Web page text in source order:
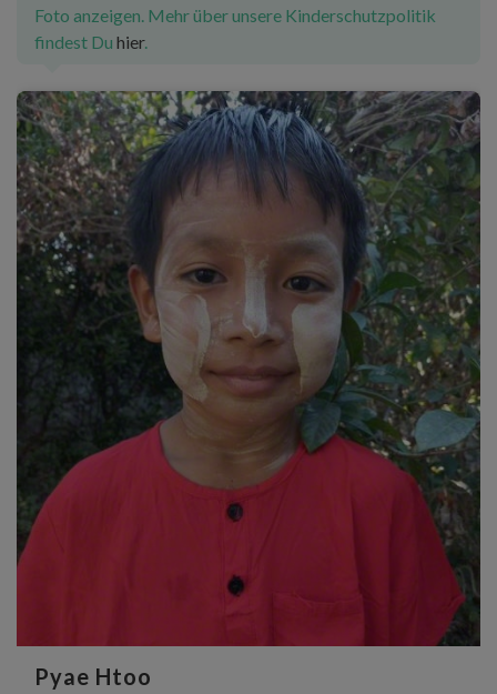
Foto anzeigen. Mehr über unsere Kinderschutzpolitik
findest Du hier.
Pyae Htoo